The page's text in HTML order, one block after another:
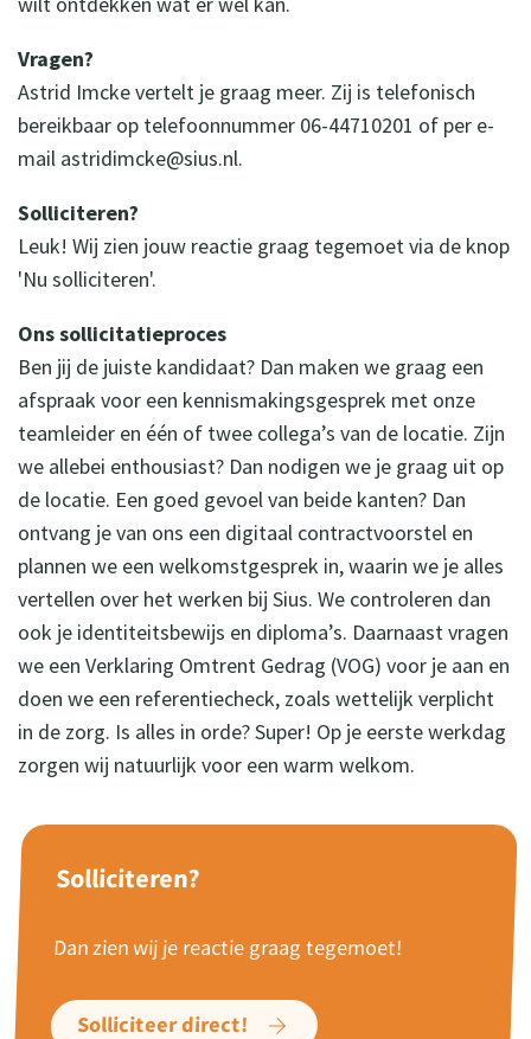
Vragen?
Astrid Imcke vertelt je graag meer. Zij is telefonisch
bereikbaar op telefoonnummer 06-44710201 of per e-
mail astridimcke@sius.nl.
Solliciteren?
Leuk! Wij zien jouw reactie graag tegemoet via de knop
'Nu solliciteren'.
Ons sollicitatieproces
Ben jij de juiste kandidaat? Dan maken we graag een
afspraak voor een kennismakingsgesprek met onze
teamleider en één of twee collega’s van de locatie. Zijn
we allebei enthousiast? Dan nodigen we je graag uit op
de locatie. Een goed gevoel van beide kanten? Dan
ontvang je van ons een digitaal contractvoorstel en
plannen we een welkomstgesprek in, waarin we je alles
vertellen over het werken bij Sius. We controleren dan
ook je identiteitsbewijs en diploma’s. Daarnaast vragen
we een Verklaring Omtrent Gedrag (VOG) voor je aan en
doen we een referentiecheck, zoals wettelijk verplicht
in de zorg. Is alles in orde? Super! Op je eerste werkdag
zorgen wij natuurlijk voor een warm welkom.
Solliciteren?
Dan zien wij je reactie graag tegemoet!
Solliciteer direct!